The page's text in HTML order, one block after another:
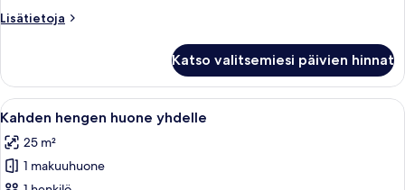
kuvat
Lisätietoja
Lisätietoja
huone
(with
a
Katso valitsemiesi päivien hinnat
Avaa
kaikki
huonetyypin
Kahden
Hotellihuone, jossa on suuri sänky,
6
Kahden hengen huone yhdelle
25 m²
1 makuuhuone